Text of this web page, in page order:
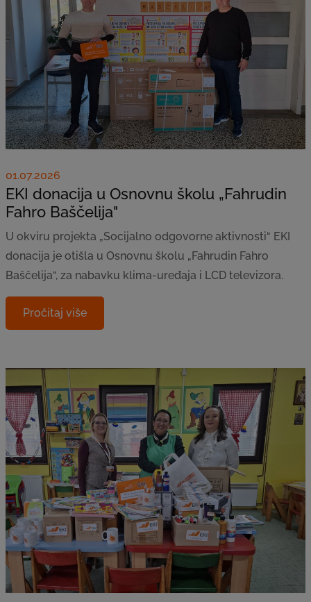
01.07.2026
EKI donacija u Osnovnu školu „Fahrudin
Fahro Baščelija"
U okviru projekta „Socijalno odgovorne aktivnosti“ EKI
donacija je otišla u Osnovnu školu „Fahrudin Fahro
Baščelija“, za nabavku klima-uređaja i LCD televizora.
Pročitaj više